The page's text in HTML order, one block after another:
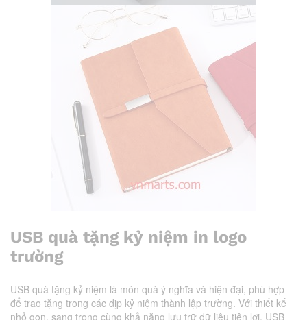
USB quà tặng kỷ niệm in logo
trường
USB quà tặng kỷ niệm là món quà ý nghĩa và hiện đại, phù hợp
để trao tặng trong các dịp kỷ niệm thành lập trường. Với thiết kế
nhỏ gọn, sang trọng cùng khả năng lưu trữ dữ liệu tiện lợi, USB